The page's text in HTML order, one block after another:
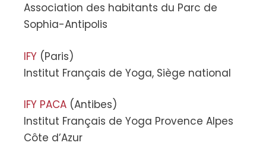
Association des habitants du Parc de
Sophia-Antipolis
IFY (Paris)
Institut Français de Yoga, Siège national
IFY PACA (Antibes)
Institut Français de Yoga Provence Alpes
Côte d’Azur